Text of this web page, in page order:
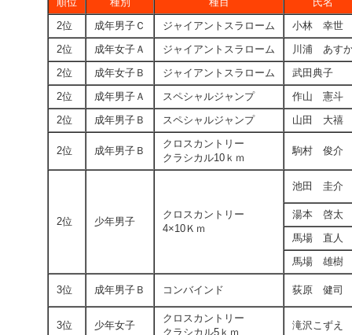
2位
成年男子Ｃ ジャイアントスラローム
小林 幸世
2位
成年女子Ａ ジャイアントスラローム
川浦 あす
2位
成年女子Ｂ ジャイアントスラローム
武田典子
2位
成年男子Ａ スペシャルジャンプ
作山 憲斗
2位
成年男子Ｂ スペシャルジャンプ 山田 大禧
2位 成年男子Ｂ
クロスカントリー
クラシカル10ｋｍ
駒村 俊介
2位 少年男子
クロスカントリー
4×10Ｋｍ
池田 圭介
湯本 啓太
馬場 直人
馬場 雄樹
3位 成年男子Ｂ コンバインド 荻原 健司
3位 少年女子
クロスカントリー
クラシカル5ｋｍ
滝沢こずえ